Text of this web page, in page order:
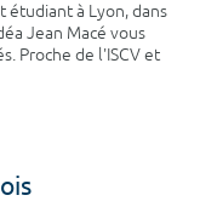
étudiant à Lyon, dans
Jean Macé vous
Proche de l'ISCV et